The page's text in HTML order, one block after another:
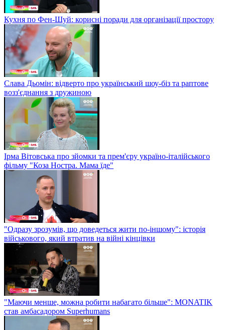
Кухня по Фен-Шуй: корисні поради для організації простору
Слава Дьомін: відверто про український шоу-біз та раптове
возз'єднання з дружиною
Ірма Вітовська про зйомки та прем'єру україно-італійського
фільму "Коза Ностра. Мама їде"
"Одразу зрозумів, що доведеться жити по-іншому": історія
військового, який втратив на війні кінцівки
"Маючи менше, можна робити набагато більше": MONATIK
став амбасадором Superhumans